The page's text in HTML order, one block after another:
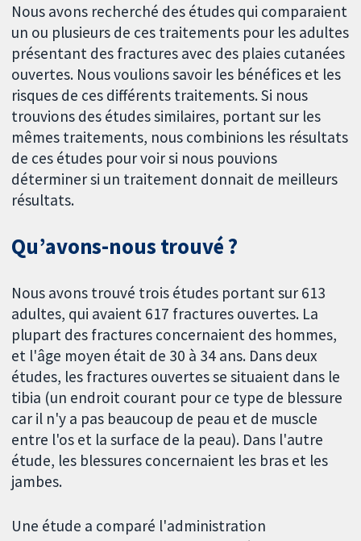
Nous avons recherché des études qui comparaient
un ou plusieurs de ces traitements pour les adultes
présentant des fractures avec des plaies cutanées
ouvertes. Nous voulions savoir les bénéfices et les
risques de ces différents traitements. Si nous
trouvions des études similaires, portant sur les
mêmes traitements, nous combinions les résultats
de ces études pour voir si nous pouvions
déterminer si un traitement donnait de meilleurs
résultats.
Qu’avons-nous trouvé ?
Nous avons trouvé trois études portant sur 613
adultes, qui avaient 617 fractures ouvertes. La
plupart des fractures concernaient des hommes,
et l'âge moyen était de 30 à 34 ans. Dans deux
études, les fractures ouvertes se situaient dans le
tibia (un endroit courant pour ce type de blessure
car il n'y a pas beaucoup de peau et de muscle
entre l'os et la surface de la peau). Dans l'autre
étude, les blessures concernaient les bras et les
jambes.
Une étude a comparé l'administration